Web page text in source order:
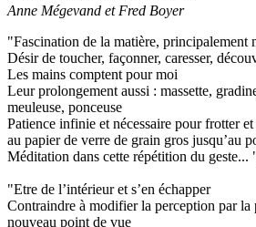
Anne Mégevand et Fred Boyer
"Fascination de la matière, principalement
Désir de toucher, façonner, caresser,
Les mains comptent pour moi
Leur prolongement aussi : massette,
meuleuse, ponceuse
Patience infinie et nécessaire pour frotter
au papier de verre de grain gros jusqu’au
Méditation dans cette répétition du
"Etre de l’intérieur et s’en échapper
Contraindre à modifier la perception par la
nouveau point de vue